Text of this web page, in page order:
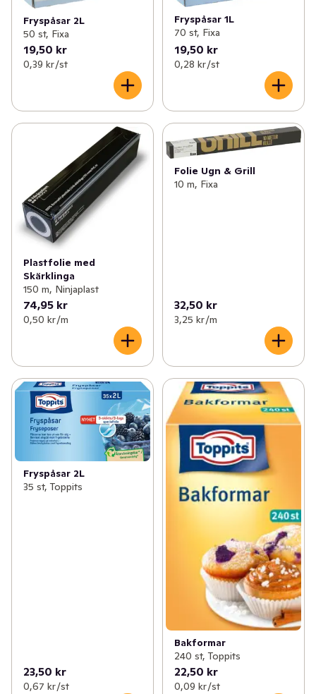
Fryspåsar 2L
50 st, Fixa
19,50 kr
0,39 kr /st
Fryspåsar 1L
70 st, Fixa
19,50 kr
0,28 kr /st
Plastfolie med
Skärklinga
150 m, Ninjaplast
74,95 kr
0,50 kr /m
Folie Ugn & Grill
10 m, Fixa
32,50 kr
3,25 kr /m
Fryspåsar 2L
35 st, Toppits
23,50 kr
0,67 kr /st
Bakformar
240 st, Toppits
22,50 kr
0,09 kr /st